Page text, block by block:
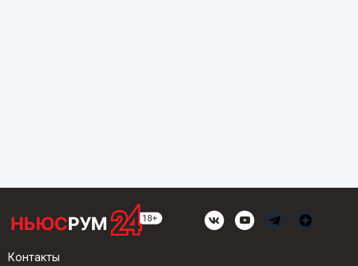
Контакты